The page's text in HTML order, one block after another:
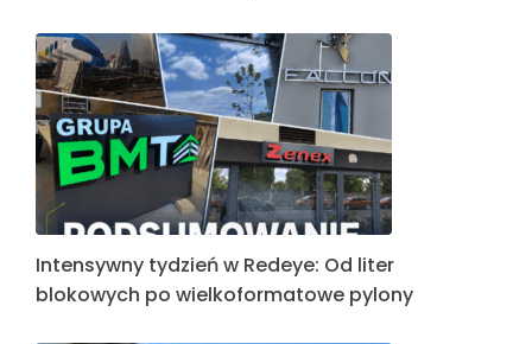
Intensywny tydzień w Redeye: Od liter
blokowych po wielkoformatowe pylony